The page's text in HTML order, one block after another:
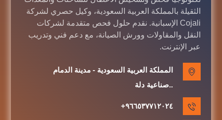
الثقيلة بالمملكة العربية السعودية، وكيل حصري لشركة
Cojali الإسبانية. نقدم حلول فحص متقدمة لشركات
النقل والمقاولات وورش الصيانة، مع دعم فني وتدريب
عبر الإنترنت.
المملكة العربية السعودية - مدينة الدمام
..صناعية دلة
٩٦٦٥٣٧٧١٢٠٢٤+